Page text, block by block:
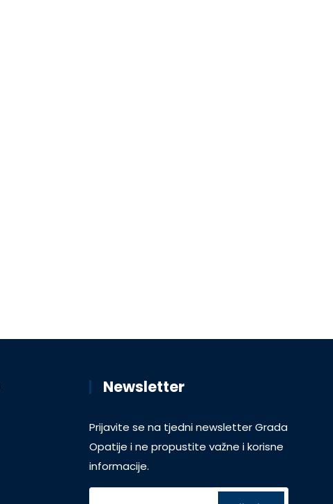
Newsletter
Prijavite se na tjedni newsletter Grada
Opatije i ne propustite važne i korisne
informacije.